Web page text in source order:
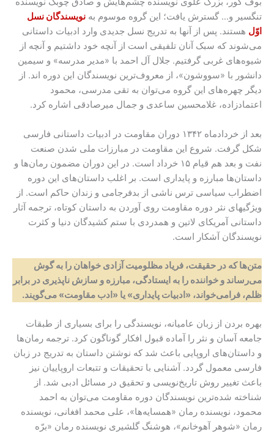
تنگسیر و… گسترش یافت؛ این گروه موسوم به نویسندگان نسل
اوّل هستند. پس از آنها به تدریج نسل جدیدی وارد ادبیات داستانی
می‌شوند که سبک آنان تلفیقی است از آنچه خود داشتیم و آنچه از
شیوه‌های غربی گرفتیم. جلال آل احمد با «مدیر مدرسه» و سیمین
دانشور با «سووشون»، از معروف‌ترین نویسندگان این دوره اند. از
دیگر چهره‌های این گروه می‌توان به تقی مدرسی، محمود
اعتمادزاده، غلامحسین ساعدی و جمال میرصادقی اشاره کرد.
بعد از خردادماه ۱۳۴۲ دوران مقاومت در ادبیات داستانی فارسی
شکل گرفت. شروع این مقاومت در مبارزات ملی شدن صنعت
نفت و بعد هم قیام ۱۵ خرداد است. در این دوران مضمون رمان‌ها و
داستان‌ها مبارزه و پایداری است. بر اغلب داستان‌های این دوره
اضطراب سیاسی ترس ناشی از بدفرجامی و زندان حاکم است. از
ویژگیهای نثر دوره مقاومت روی آوردن به داستان کوتاه، ترجمه آثار
داستانی آمریکای لاتین و همدردی با ستم کشیدگان دنیا و کثرت
نویسندگان آشکار است.
متن‌ها که در حقیقت، فریاد مظلومیت آزادی خواهان را به گوش
می‌رساند و خواننده را به ایستادگی، مبارزه و سازش ناپذیری در برابر
ظلم، فرامی‌خواند، «ادبیات پایداری» یا «ادب مقاومت» می‌گویند.
بهره بردن از زبان عامیانه، نویسندگی را برای بسیاری از طبقات
جامعه آسان و نثر را آماده قبول افکار گوناگون کرد. ترجمه رمان‌ها
و داستان‌های اروپایی باعث شد که نوشتن داستان به تدریج در زبان
فارسی معمول گردد. آشنایی با تحقیقات و تتبعات اروپاییان نیز
باعث تغییر روش تاریخ‌نویسی و تحقیق در مسائل ادبی شد. از
شناخته شده‌ترین نویسندگان دوره مقاومت می‌توان به احمد
محمود، نویسنده رمان «همسایه‌ها»، علی محمد افغانی، نویسنده
رمان «شوهر آهوخانم»، هوشنگ گلشیری نویسنده رمان «برّه